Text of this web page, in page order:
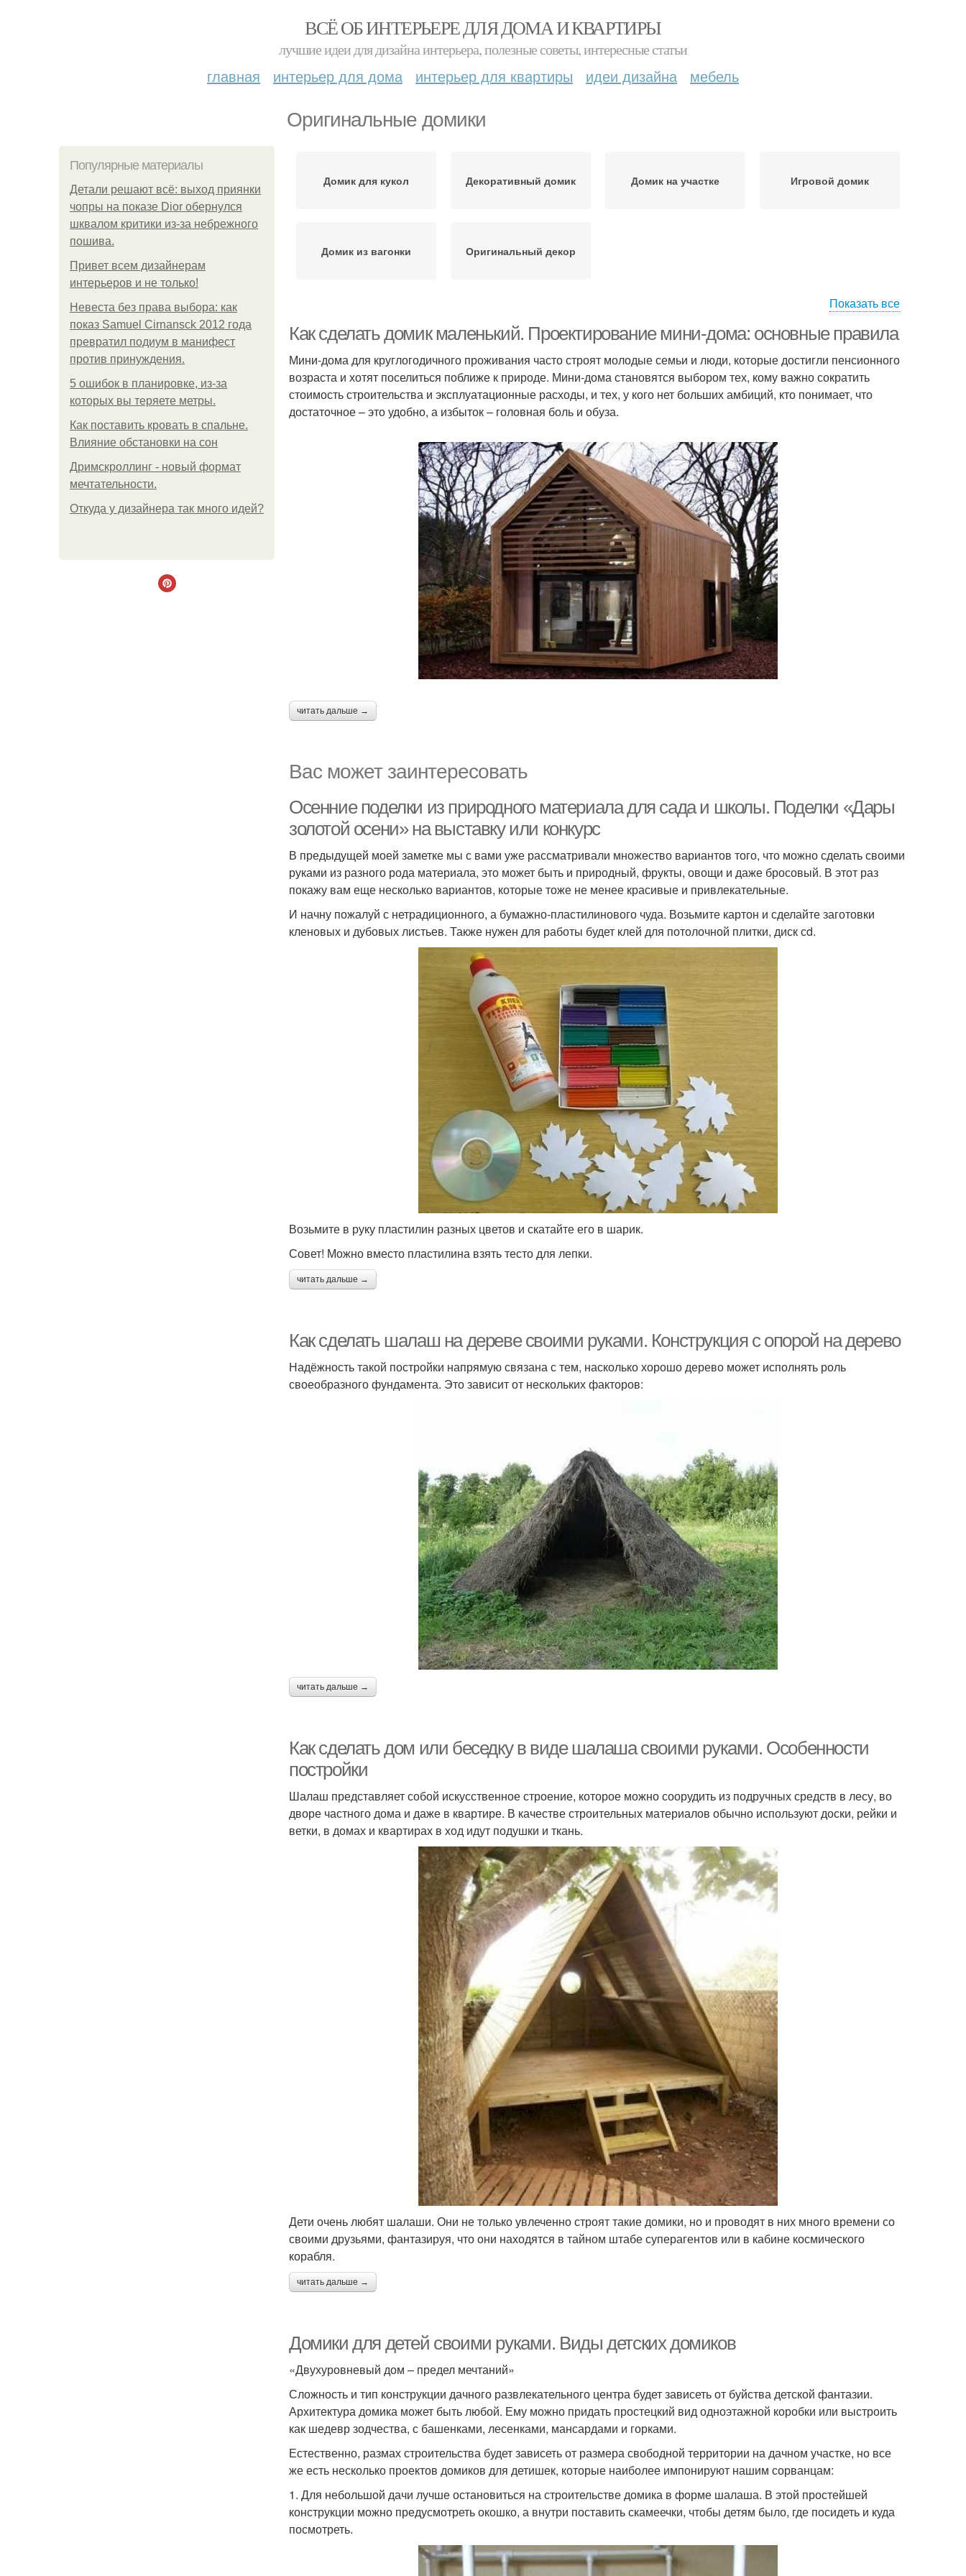
ВСЁ ОБ ИНТЕРЬЕРЕ ДЛЯ ДОМА И КВАРТИРЫ
лучшие идеи для дизайна интерьера, полезные советы, интересные статьи
главная интерьер для дома интерьер для квартиры идеи дизайна мебель
Оригинальные домики
Популярные материалы
Детали решают всё: выход приянки
чопры на показе Dior обернулся
шквалом критики из-за небрежного
пошива.
Привет всем дизайнерам
интерьеров и не только!
Невеста без права выбора: как
показ Samuel Cirnansck 2012 года
превратил подиум в манифест
против принуждения.
5 ошибок в планировке, из-за
которых вы теряете метры.
Как поставить кровать в спальне.
Влияние обстановки на сон
Дримскроллинг - новый формат
мечтательности.
Откуда у дизайнера так много идей?
Домик для кукол Декоративный домик Домик на участке Игровой домик
Домик из вагонки Оригинальный декор
Показать все
Как сделать домик маленький. Проектирование мини-дома: основные правила
Мини-дома для круглогодичного проживания часто строят молодые семьи и люди, которые достигли пенсионного
возраста и хотят поселиться поближе к природе. Мини-дома становятся выбором тех, кому важно сократить
стоимость строительства и эксплуатационные расходы, и тех, у кого нет больших амбиций, кто понимает, что
достаточное – это удобно, а избыток – головная боль и обуза.
читать дальше →
Вас может заинтересовать
Осенние поделки из природного материала для сада и школы. Поделки «Дары
золотой осени» на выставку или конкурс
В предыдущей моей заметке мы с вами уже рассматривали множество вариантов того, что можно сделать своими
руками из разного рода материала, это может быть и природный, фрукты, овощи и даже бросовый. В этот раз
покажу вам еще несколько вариантов, которые тоже не менее красивые и привлекательные.
И начну пожалуй с нетрадиционного, а бумажно-пластилинового чуда. Возьмите картон и сделайте заготовки
кленовых и дубовых листьев. Также нужен для работы будет клей для потолочной плитки, диск сd.
Возьмите в руку пластилин разных цветов и скатайте его в шарик.
Совет! Можно вместо пластилина взять тесто для лепки.
читать дальше →
Как сделать шалаш на дереве своими руками. Конструкция с опорой на дерево
Надёжность такой постройки напрямую связана с тем, насколько хорошо дерево может исполнять роль
своеобразного фундамента. Это зависит от нескольких факторов:
читать дальше →
Как сделать дом или беседку в виде шалаша своими руками. Особенности
постройки
Шалаш представляет собой искусственное строение, которое можно соорудить из подручных средств в лесу, во
дворе частного дома и даже в квартире. В качестве строительных материалов обычно используют доски, рейки и
ветки, в домах и квартирах в ход идут подушки и ткань.
Дети очень любят шалаши. Они не только увлеченно строят такие домики, но и проводят в них много времени со
своими друзьями, фантазируя, что они находятся в тайном штабе суперагентов или в кабине космического
корабля.
читать дальше →
Домики для детей своими руками. Виды детских домиков
«Двухуровневый дом – предел мечтаний»
Сложность и тип конструкции дачного развлекательного центра будет зависеть от буйства детской фантазии.
Архитектура домика может быть любой. Ему можно придать простецкий вид одноэтажной коробки или выстроить
как шедевр зодчества, с башенками, лесенками, мансардами и горками.
Естественно, размах строительства будет зависеть от размера свободной территории на дачном участке, но все
же есть несколько проектов домиков для детишек, которые наиболее импонируют нашим сорванцам:
1. Для небольшой дачи лучше остановиться на строительстве домика в форме шалаша. В этой простейшей
конструкции можно предусмотреть окошко, а внутри поставить скамеечки, чтобы детям было, где посидеть и куда
посмотреть.